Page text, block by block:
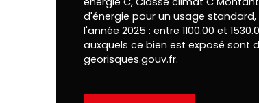
d'énergie pour un usage
l'année 2025 : entre 1100.00 et
auxquels ce bien est exposé sont
georisques.gouv.fr.